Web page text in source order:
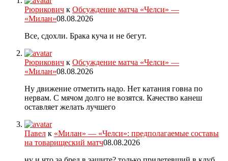
Рюрикович к Обсуждение матча «Челси» —
«Милан»08.08.2026
Все, сдохли. Брака куча и не бегут.
Рюрикович к Обсуждение матча «Челси» —
«Милан»08.08.2026
Ну движение отметить надо. Нет катания говна по
нервам. С мячом долго не возятся. Качество канеш
оставляет желать лучшего
Павел к «Милан» — «Челси»: предполагаемые составы
на товарищеский матч08.08.2026